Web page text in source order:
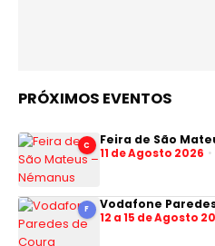
PRÓXIMOS EVENTOS
C Feira de São
11 de Agosto 2026
F Vodafone
12 a 15 de Agosto